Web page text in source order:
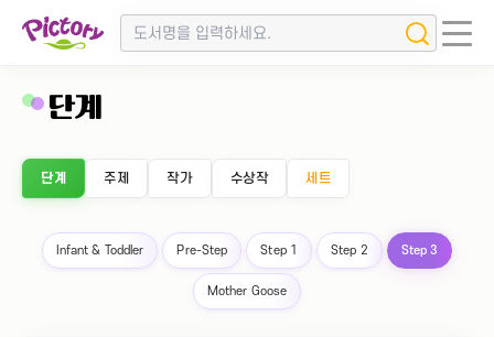
단계
단계 주제 작가 수상작 세트
Infant & Toddler Pre-Step Step 1 Step 2 Step 3
Mother Goose